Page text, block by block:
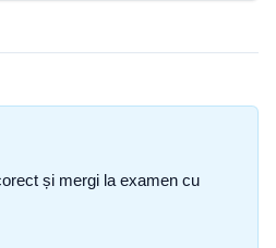
și mergi la examen cu